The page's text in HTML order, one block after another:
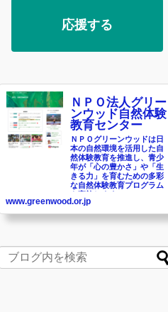
応援する
ＮＰＯ法人グリー
ンウッド自然体験
教育センター
ＮＰＯグリーンウッドは日
本の自然環境を活用した自
然体験教育を推進し、青少
年が「心の豊かさ」や「生
きる力」を育むための多彩
な自然体験教育プログラム
を実施します。
www.greenwood.or.jp